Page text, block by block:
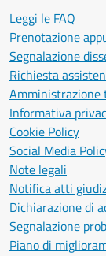
Leggi le FAQ
Prenotazione
Segnalazione
Richiesta
Amministrazione
Informativa
Cookie Policy
Social Media
Note legali
Notifica atti
Dichiarazione di
Segnalazione
Piano di